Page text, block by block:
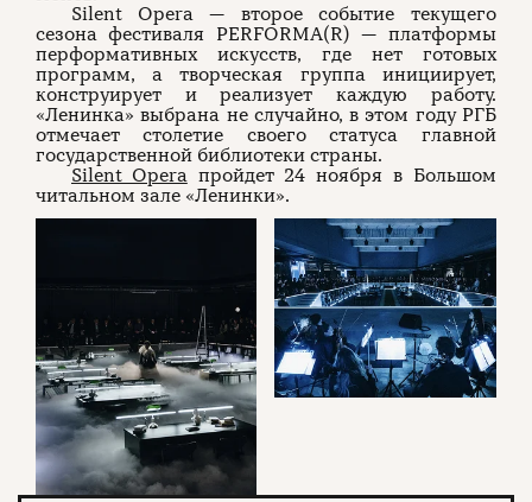
Silent Opera — второе событие текущего
сезона фестиваля PERFORMA(R) — платформы
перформативных искусств, где нет готовых
программ, а творческая группа инициирует,
конструирует и реализует каждую работу.
«Ленинка» выбрана не случайно, в этом году РГБ
отмечает столетие своего статуса главной
государственной библиотеки страны.
Silent Operaпройдет 24 ноября в Большом
читальном зале «Ленинки».